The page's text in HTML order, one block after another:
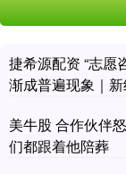
捷希源配资 “志愿
渐成普遍现象｜
美牛股 合作伙伴
们都跟着他陪葬